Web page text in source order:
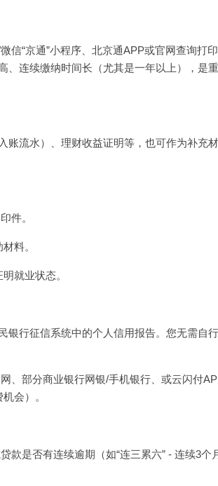
信“京通”小程序、北京通APP或官网查询打
、连续缴纳时间长（尤其是一年以上），是
账流水）、理财收益证明等，也可作为补充
件。
料。
就业状态。
银行征信系统中的个人信用报告。您无需自
、部分商业银行网银/手机银行、或云闪付
会）。
款是否有连续逾期（如“连三累六” - 连续3个